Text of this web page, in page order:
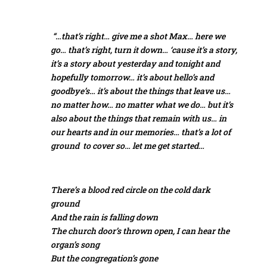
“…that’s right… give me a shot Max… here we
go… that’s right, turn it down… ‘cause it’s a story,
it’s a story about yesterday and tonight and
hopefully tomorrow… it’s about hello’s and
goodbye’s… it’s about the things that leave us…
no matter how… no matter what we do… but it’s
also about the things that remain with us… in
our hearts and in our memories… that’s a lot of
ground to cover so… let me get started…
There’s a blood red circle on the cold dark
ground
And the rain is falling down
The church door’s thrown open, I can hear the
organ’s song
But the congregation’s gone